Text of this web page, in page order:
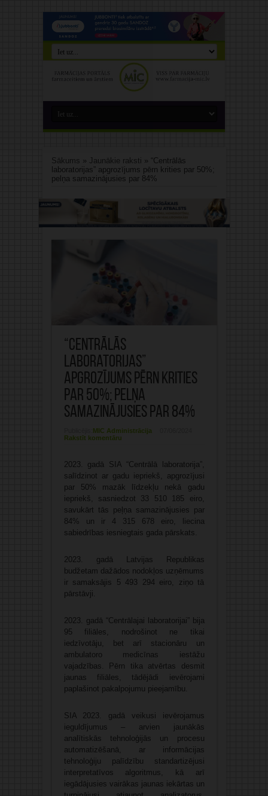
Sākums » Jaunākie raksti » “Centrālās
laboratorijas” apgrozījums pērn krities par 50%;
pelņa samazinājusies par 84%
“Centrālās
laboratorijas”
apgrozījums pērn krities
par 50%; pelņa
samazinājusies par 84%
MIC Administrācija
Rakstīt komentāru
2023. gadā SIA “Centrālā laboratorija”,
salīdzinot ar gadu iepriekš, apgrozījusi
par 50% mazāk līdzekļu nekā gadu
iepriekš, sasniedzot 33 510 185 eiro,
savukārt tās peļņa samazinājusies par
84% un ir 4 315 678 eiro, liecina
sabiedrības iesniegtais gada pārskats.
2023. gadā Latvijas Republikas
budžetam dažādos nodokļos uzņēmums
ir samaksājis 5 493 294 eiro, ziņo tā
pārstāvji.
2023. gadā “Centrālajai laboratorijai” bija
95 filiāles, nodrošinot ne tikai
iedzīvotāju, bet arī stacionāru un
ambulatoro medicīnas iestāžu
vajadzības. Pērn tika atvērtas desmit
jaunas filiāles, tādējādi ievērojami
paplašinot pakalpojumu pieejamību.
SIA 2023. gadā veikusi ievērojamus
ieguldījumus – arvien jaunākās
analītiskās tehnoloģijās un procesu
automatizēšanā, ar informācijas
tehnoloģiju palīdzību standartizējusi
interpretatīvos algoritmus, kā arī
iegādājusies vairākas jaunas iekārtas un